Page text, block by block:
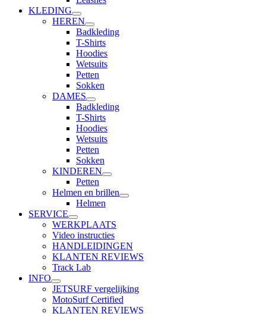
KLEDING
HEREN
Badkleding
T-Shirts
Hoodies
Wetsuits
Petten
Sokken
DAMES
Badkleding
T-Shirts
Hoodies
Wetsuits
Petten
Sokken
KINDEREN
Petten
Helmen en brillen
Helmen
SERVICE
WERKPLAATS
Video instructies
HANDLEIDINGEN
KLANTEN REVIEWS
Track Lab
INFO
JETSURF vergelijking
MotoSurf Certified
KLANTEN REVIEWS